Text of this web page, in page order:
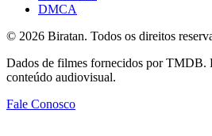
DMCA
© 2026 Biratan. Todos os direitos
Dados de filmes fornecidos por TMDB.
conteúdo audiovisual.
Fale Conosco